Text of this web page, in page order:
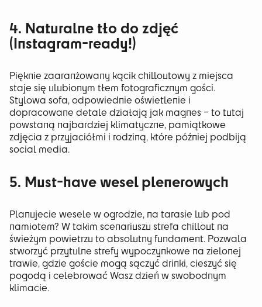
4. Naturalne tło do zdjęć
(Instagram-ready!)
Pięknie zaaranżowany kącik chilloutowy z miejsca
staje się ulubionym tłem fotograficznym gości.
Stylowa sofa, odpowiednie oświetlenie i
dopracowane detale działają jak magnes – to tutaj
powstaną najbardziej klimatyczne, pamiątkowe
zdjęcia z przyjaciółmi i rodziną, które później podbiją
social media.
5. Must-have wesel plenerowych
Planujecie wesele w ogrodzie, na tarasie lub pod
namiotem? W takim scenariuszu strefa chillout na
świeżym powietrzu to absolutny fundament. Pozwala
stworzyć przytulne strefy wypoczynkowe na zielonej
trawie, gdzie goście mogą sączyć drinki, cieszyć się
pogodą i celebrować Wasz dzień w swobodnym
klimacie.